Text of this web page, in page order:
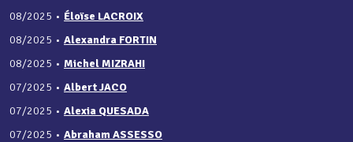
08/2025 • Éloïse LACROIX
08/2025 • Alexandra FORTIN
08/2025 • Michel MIZRAHI
07/2025 • Albert JACO
07/2025 • Alexia QUESADA
07/2025 • Abraham ASSESSO